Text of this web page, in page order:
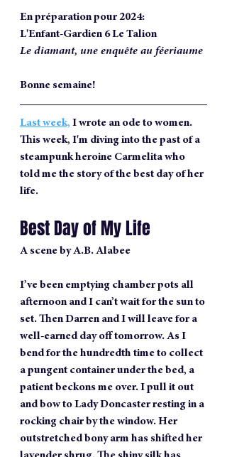
En préparation pour 2024:
L'Enfant-Gardien 6 Le Talion
Le diamant, une enquête au féeriaume
Bonne semaine!
Last week, I wrote an ode to women.
This week, I'm diving into the past of a
steampunk heroine Carmelita who
told me the story of the best day of her
life.
Best Day of My Life
A scene by A.B. Alabee
I’ve been emptying chamber pots all
afternoon and I can’t wait for the sun to
set. Then Darren and I will leave for a
well-earned day off tomorrow. As I
bend for the hundredth time to collect
a pungent container under the bed, a
patient beckons me over. I pull it out
and bow to Lady Doncaster resting in a
rocking chair by the window. Her
outstretched bony arm has shifted her